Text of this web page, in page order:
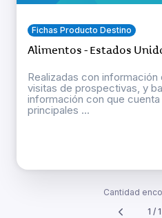
Fichas Producto Destino
Alimentos - Estados
Realizadas con
visitas de prospectivas, y
información con que
principales ...
Cantidad
1 / 1